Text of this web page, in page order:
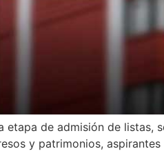
etapa de admisión de listas,
y patrimonios,